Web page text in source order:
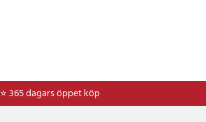
⭐ 365 dagars öppet köp
⭐Frakt 49kr *